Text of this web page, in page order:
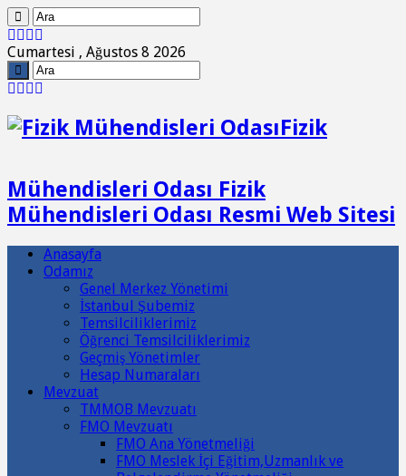
Cumartesi , Ağustos 8 2026
Fizik
Mühendisleri Odası Fizik
Mühendisleri Odası Resmi Web Sitesi
Anasayfa
Odamız
Genel Merkez Yönetimi
İstanbul Şubemiz
Temsilciliklerimiz
Öğrenci Temsilciliklerimiz
Geçmiş Yönetimler
Hesap Numaraları
Mevzuat
TMMOB Mevzuatı
FMO Mevzuatı
FMO Ana Yönetmeliği
FMO Meslek İçi Eğitim,Uzmanlık ve